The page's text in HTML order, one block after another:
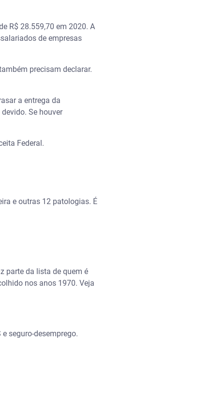
R$ 28.559,70 em 2020. A
de empresas
precisam declarar.
a entrega da
Se houver
Federal.
e outras 12 patologias. É
parte da lista de quem é
nos anos 1970. Veja
seguro-desemprego.